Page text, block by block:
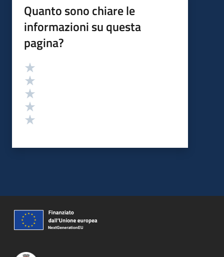
Quanto sono chiare le
informazioni su questa
pagina?
Valutazione